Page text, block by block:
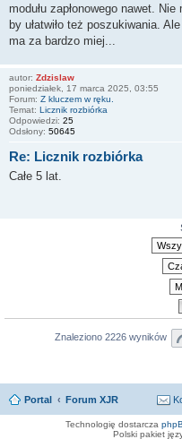
modułu zapłonowego nawet.
by ułatwiło też poszukiwania.
ma za bardzo miej...
autor: Zdzislaw
poniedziałek, 17 marca 2025, 03:55
Forum: Z kluczem w ręku.
Temat: Licznik rozbiórka
Odpowiedzi: 25
Odsłony: 50645
Re: Licznik rozbiórka
Całe 5 lat.
Znaleziono 2226 wyników
Portal Forum XJR
Technologię dostarcza
Polski pakiet